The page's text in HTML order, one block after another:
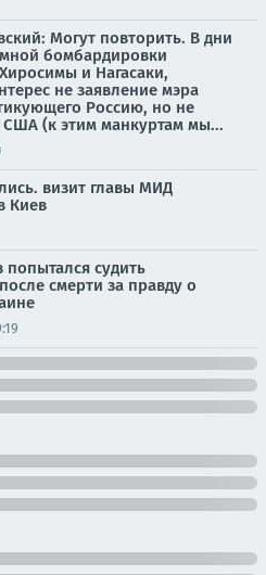
Могут повторить. В дни
бомбардировки
и Нагасаки,
не заявление мэра
Россию, но не
(к этим манкуртам мы...
визит главы МИД
Киев
попытался судить
смерти за правду о